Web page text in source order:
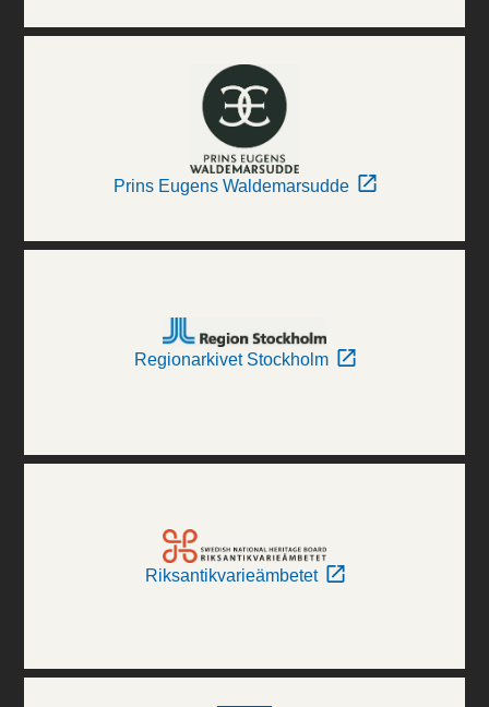
Prins Eugens Waldemarsudde
Regionarkivet Stockholm
Riksantikvarieämbetet